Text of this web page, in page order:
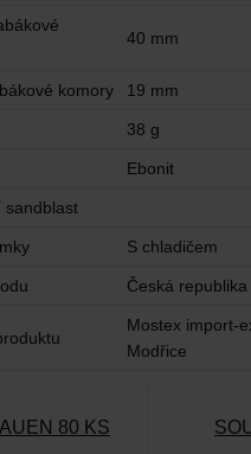
40 mm
komory 19 mm
38 g
Ebonit
sandblast
S chladičem
Česká republika
Mostex import-
Modřice
80 KS